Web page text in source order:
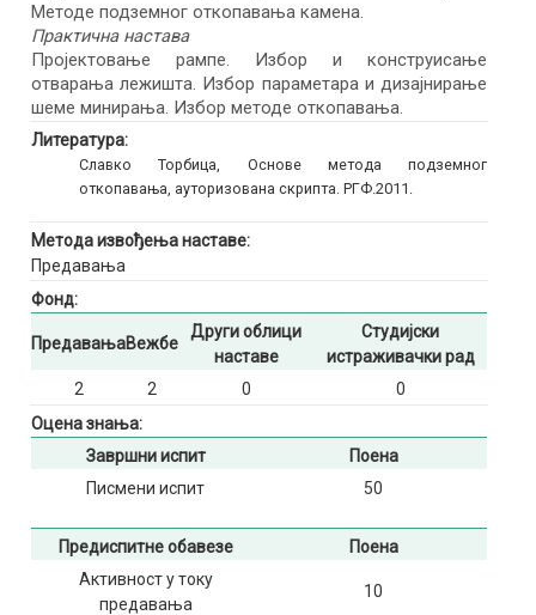
Методе подземног откопавања камена.
Практична настава
Пројектовање рампе. Избор и конструисање
отварања лежишта. Избор параметара и дизајнирање
шеме минирања. Избор методе откопавања.
Литература:
Славко Торбица, Основе метода подземног
откопавања, ауторизована скрипта. РГФ.2011.
Метода извођења наставе:
Предавања
Фонд:
ПредавањаВежбе
Други облици
наставе
Студијски
истраживачки рад
2
2 0
0
Оцена знања:
Завршни испит
Поена
Писмени испит
50
Предиспитне обавезе
Поена
Активност у току
предавања
10